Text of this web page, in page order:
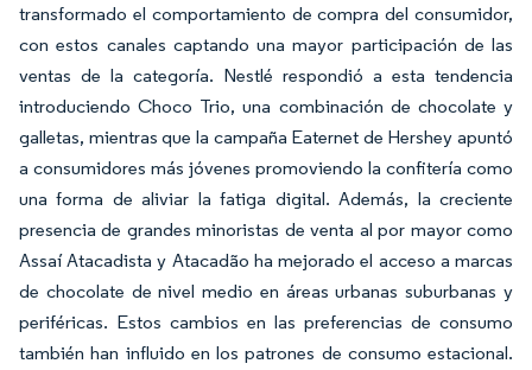
transformado el comportamiento de compra del consumidor,
con estos canales captando una mayor participación de las
ventas de la categoría. Nestlé respondió a esta tendencia
introduciendo Choco Trio, una combinación de chocolate y
galletas, mientras que la campaña Eaternet de Hershey apuntó
a consumidores más jóvenes promoviendo la confitería como
una forma de aliviar la fatiga digital. Además, la creciente
presencia de grandes minoristas de venta al por mayor como
Assaí Atacadista y Atacadão ha mejorado el acceso a marcas
de chocolate de nivel medio en áreas urbanas suburbanas y
periféricas. Estos cambios en las preferencias de consumo
también han influido en los patrones de consumo estacional.